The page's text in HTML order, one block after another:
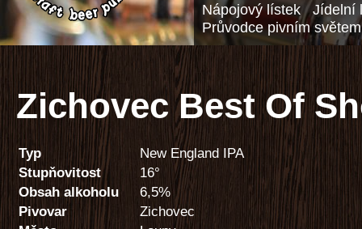
Nápojový lístek
Jídelní
Průvodce pivním světem
Zichovec Best Of
Typ
New England IPA
Stupňovitost
16°
Obsah alkoholu
6,5%
Pivovar
Zichovec